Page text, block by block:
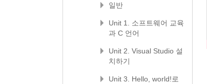
일반
Unit 1. 소프트웨어 교육
과 C 언어
Unit 2. Visual Studio 설
치하기
Unit 3. Hello, world!로